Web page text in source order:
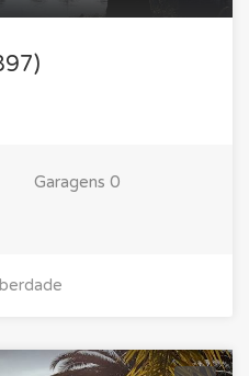
Garagens 0